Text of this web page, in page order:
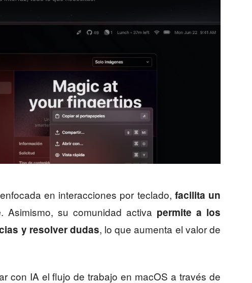
en interacciones por teclado, facilita un
. Asimismo, su comunidad activa permite a los
y resolver dudas, lo que aumenta el valor de
con IA el flujo de trabajo en macOS a través de